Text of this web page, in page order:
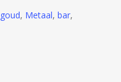
goud, Metaal, bar,